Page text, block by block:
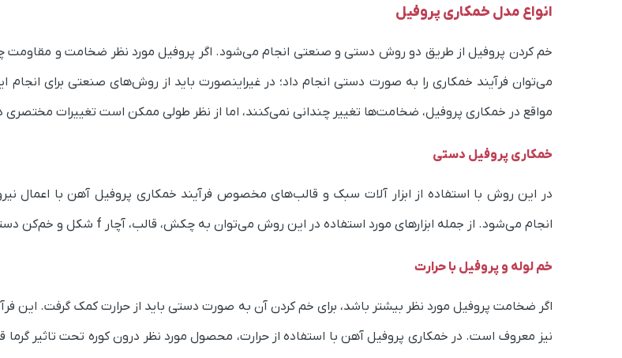
انواع مدل خمکاری پروفیل
خم کردن پروفیل از طریق دو روش دستی و صنعتی انجام می‌شود. اگر پروفیل مورد نظر ضخامت و مقاومت
می‌توان فرآیند خمکاری را به صورت دستی انجام داد؛ در غیراینصورت باید از روش‌های صنعتی برای انجام
مواقع در خمکاری پروفیل، ضخامت‌ها تغییر چندانی نمی‌کنند، اما از نظر طولی ممکن است تغییرات مختصری
خمکاری پروفیل دستی
در این روش با استفاده از ابزار آلات سبک و قالب‌های مخصوص فرآیند خمکاری پروفیل آهن با اعمال
انجام می‌شود. از جمله ابزارهای مورد استفاده در این روش می‌توان به چکش، قالب، آچار f شکل و خم‌کن دستی اشاره کرد.
خم لوله و پروفیل با حرارت
اگر ضخامت پروفیل مورد نظر بیشتر باشد، برای خم کردن آن به صورت دستی باید از حرارت کمک گرفت. این
نیز معروف است. در خمکاری پروفیل آهن با استفاده از حرارت، محصول مورد نظر درون کوره تحت تاثیر گرما